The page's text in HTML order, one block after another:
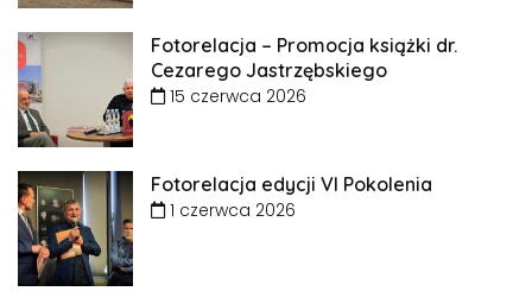
Fotorelacja – Promocja książki dr.
Cezarego Jastrzębskiego
15 czerwca 2026
Fotorelacja edycji VI Pokolenia
1 czerwca 2026